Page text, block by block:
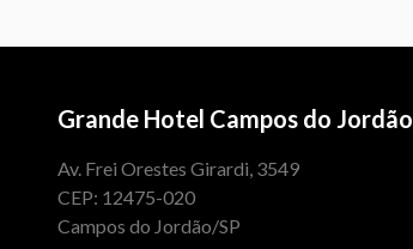
Grande Hotel Campos do Jordão
Av. Frei Orestes Girardi, 3549
CEP: 12475-020
Campos do Jordão/SP